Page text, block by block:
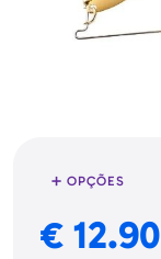
➕ OPÇÕES
€ 12.90